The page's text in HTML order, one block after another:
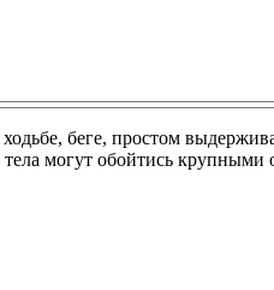
беге, простом
тела могут обойтись